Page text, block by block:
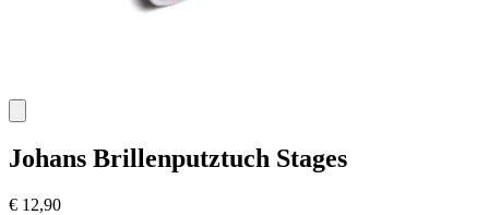
Johans Brillenputztuch Stages
€ 12,90